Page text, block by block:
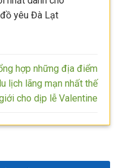
yêu Đà Lạt
hợp những địa điểm
lịch lãng mạn nhất thế
cho dịp lễ Valentine